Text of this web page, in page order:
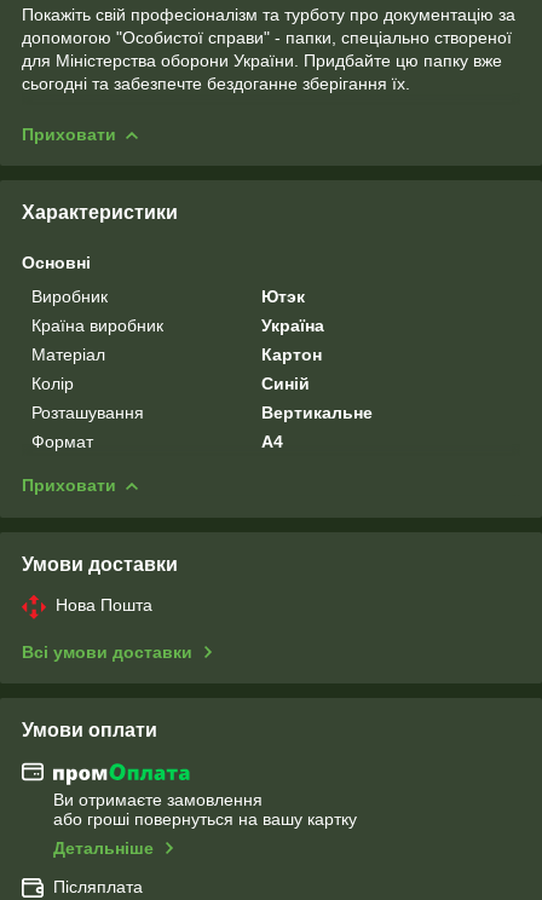
Покажіть свій професіоналізм та турботу про документацію за
допомогою "Особистої справи" - папки, спеціально створеної
для Міністерства оборони України. Придбайте цю папку вже
сьогодні та забезпечте бездоганне зберігання їх.
Приховати
Характеристики
Основні
Виробник
Ютэк
Країна виробник
Україна
Матеріал
Картон
Колір
Синій
Розташування
Вертикальне
Формат
A4
Приховати
Умови доставки
Нова Пошта
Всі умови доставки
Умови оплати
Ви отримаєте замовлення
або гроші повернуться на вашу картку
Детальніше
Післяплата